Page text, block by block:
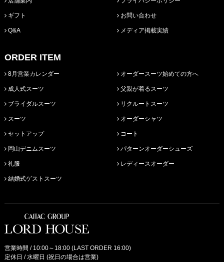
ギフト
Q&A
お問い合わせ
メディア掲載実績
ORDER ITEM
8月営業カレンダー
成人式スーツ
ブライダルスーツ
スーツ
セットアップ
岡山デニムスーツ
礼服
結婚式ゲストスーツ
オーダースーツ始めての方へ
父親が着るスーツ
リクルートスーツ
オーダーシャツ
コート
パターンオーダーシューズ
レディースオーダー
営業時間 / 10:00～18:00 (LAST ORDER 16:00)
定休日 / 水曜日 (祝日の場合は営業)